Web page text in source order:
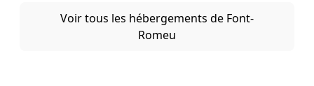
Voir tous les hébergements de Font-
Romeu